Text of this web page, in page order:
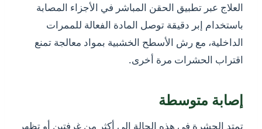
العلاج عبر تطبيق الحقن المباشر في الأجزاء المصابة
باستخدام إبر دقيقة توصل المادة الفعالة للممرات
الداخلية، مع رش الأسطح الخشبية بمواد معالجة تمنع
اقتراب الحشرات مرة أخرى.
إصابة متوسطة
تمتد الحشرة في هذه الحالة إلى أكثر من غرفتين أو تظهر